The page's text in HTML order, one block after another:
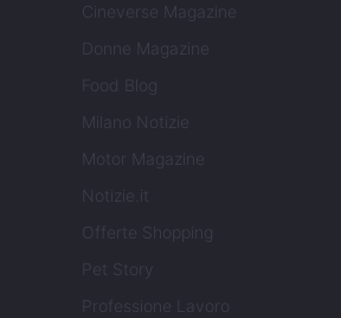
Cineverse Magazine
Donne Magazine
Food Blog
Milano Notizie
Motor Magazine
Notizie.it
Offerte Shopping
Pet Story
Professione Lavoro